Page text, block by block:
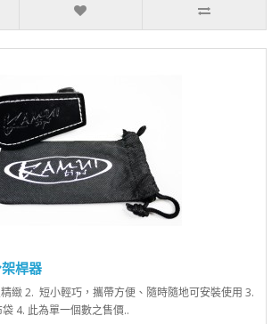
桿器
緻 2. 短小輕巧，攜帶方便、隨時隨地可安裝使用 3.
4. 此為單一個數之售價..